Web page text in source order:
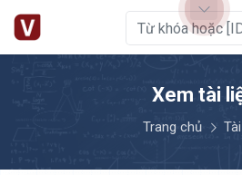
Xem tài
Trang chủ